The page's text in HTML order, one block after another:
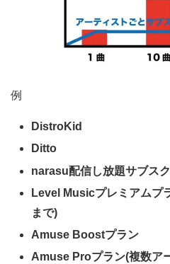
例
DistroKid
Ditto
narasu配信し放題サブス
Level Musicプレミアムプ
まで)
Amuse Boostプラン
Amuse Proプラン(複数ア